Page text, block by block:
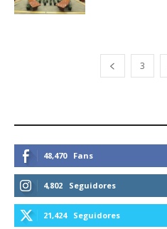
3
48,470 Fans
4,802 Seguidores
21,424 Seguidores